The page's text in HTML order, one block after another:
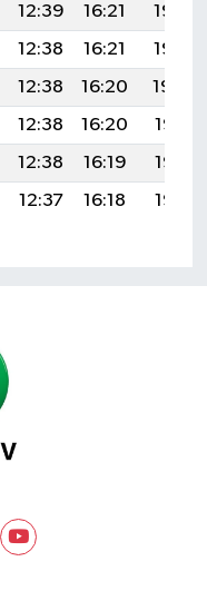
12:39 16:21
19:23
12:38 16:21
19:22
12:38 16:20
19:20
12:38 16:20
19:19
12:38 16:19
19:18
12:37 16:18 19:16